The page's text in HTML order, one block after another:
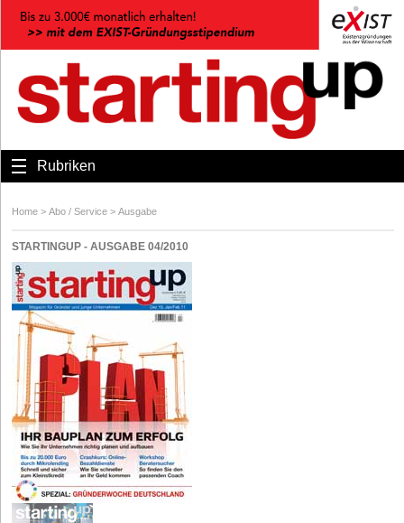
Rubriken
Home > Abo / Service > Ausgabe
STARTINGUP - AUSGABE 04/2010